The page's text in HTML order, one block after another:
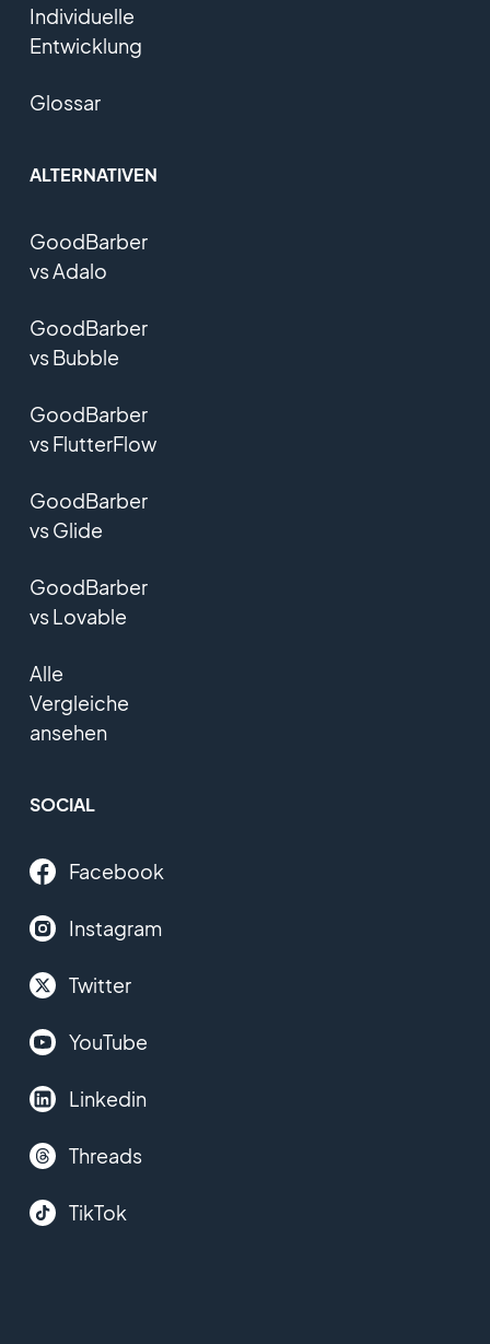
Individuelle
Entwicklung
Glossar
ALTERNATIVEN
GoodBarber
vs Adalo
GoodBarber
vs Bubble
GoodBarber
vs FlutterFlow
GoodBarber
vs Glide
GoodBarber
vs Lovable
Alle
Vergleiche
ansehen
SOCIAL
Facebook
Instagram
Twitter
YouTube
Linkedin
Threads
TikTok